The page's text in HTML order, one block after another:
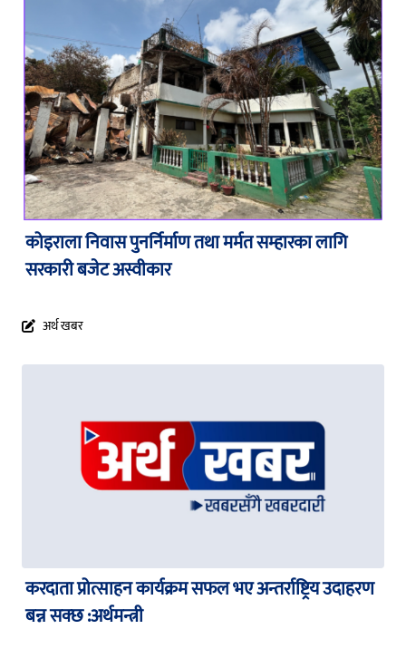
कोइराला निवास पुनर्निर्माण तथा मर्मत सम्हारका लागि
सरकारी बजेट अस्वीकार
अर्थ खबर
करदाता प्रोत्साहन कार्यक्रम सफल भए अन्तर्राष्ट्रिय उदाहरण
बन्न सक्छ :अर्थमन्त्री